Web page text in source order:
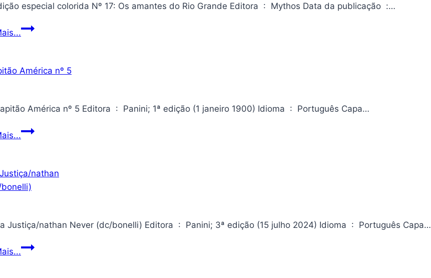
Tex edição especial colorida Nº 17: Os amantes do Rio Grande Editora ‏ : ‎ Mythos Data da publicação ‏ :…
Tex
colorida
Os
Gibi Capitão América nº 5 Editora ‏ : ‎ Panini; 1ª edição (1 janeiro 1900) Idioma ‏ : ‎ Português Capa…
Gibi
nº
5
Liga da Justiça/nathan Never (dc/bonelli) Editora ‏ : ‎ Panini; 3ª edição (15 julho 2024) Idioma ‏ : ‎ Português Capa…
Liga